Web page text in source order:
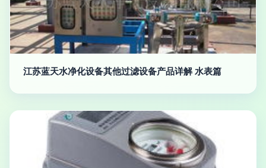
江苏蓝天水净化设备其他过滤设备产品详解 水表篇